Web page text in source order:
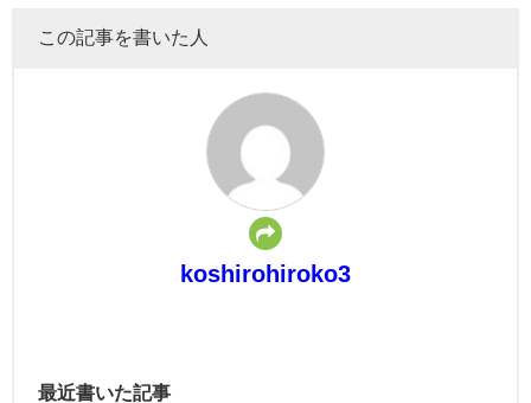
この記事を書いた人
koshirohiroko3
最近書いた記事